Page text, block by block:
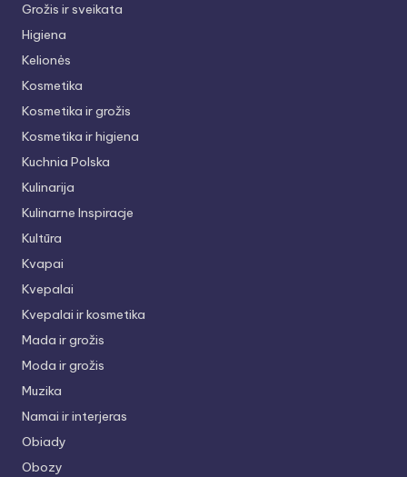
Grožis ir sveikata
Higiena
Kelionės
Kosmetika
Kosmetika ir grožis
Kosmetika ir higiena
Kuchnia Polska
Kulinarija
Kulinarne Inspiracje
Kultūra
Kvapai
Kvepalai
Kvepalai ir kosmetika
Mada ir grožis
Moda ir grožis
Muzika
Namai ir interjeras
Obiady
Obozy